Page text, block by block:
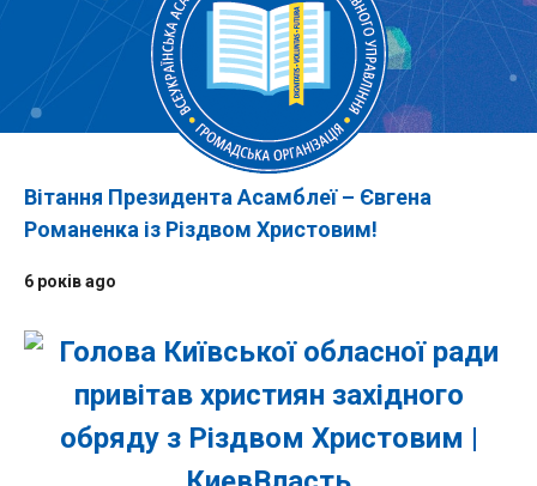
Вітання Президента Асамблеї – Євгена
Романенка із Різдвом Христовим!
6 років ago